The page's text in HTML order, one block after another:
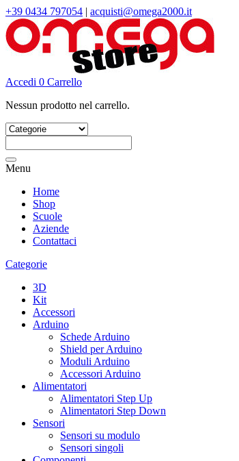
+39 0434 797054 | acquisti@omega2000.it
Accedi 0 Carrello
Nessun prodotto nel carrello.
Menu
Home
Shop
Scuole
Aziende
Contattaci
Categorie
3D
Kit
Accessori
Arduino
Schede Arduino
Shield per Arduino
Moduli Arduino
Accessori Arduino
Alimentatori
Alimentatori Step Up
Alimentatori Step Down
Sensori
Sensori su modulo
Sensori singoli